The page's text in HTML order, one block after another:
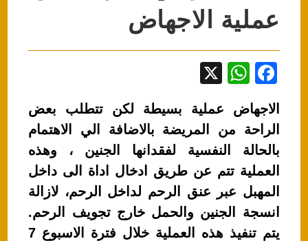
عملية الاجهاض
F
c
e
b
o
o
k
W
at
s
A
p
p
الاجهاض عملية بسيطة لكن تتطلب بعض
الراحة من المريضة بالاضافة الي الاهتمام
بالحالة النفسية لفقدانها الجنين ، وهذه
العملية تتم عن طريق ادخال اداة الى داخل
المهبل عبر عنق الرحم لداخل الرحم، لازالة
انسجة الجنين والحمل خارج تجويف الرحم.
يتم تنفيذ هذه العملية خلال فترة الاسبوع 7